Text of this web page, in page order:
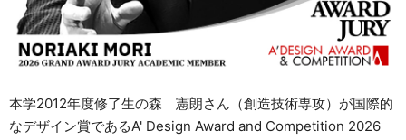
本学2012年度修了生の森 憲朗さん（創造技術専攻）が国際的
なデザイン賞であるA' Design Award and Competition 2026